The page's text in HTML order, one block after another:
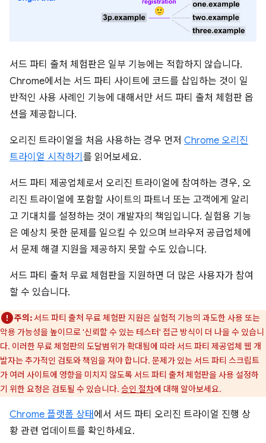
서드 파티 출처 체험판은 일부 기능에는 적합하지 않습니다.
Chrome에서는 서드 파티 사이트에 코드를 삽입하는 것이 일
반적인 사용 사례인 기능에 대해서만 서드 파티 출처 체험판 옵
션을 제공합니다.
오리진 트라이얼을 처음 사용하는 경우 먼저 Chrome 오리진
트라이얼 시작하기 를 읽어보세요.
서드 파티 제공업체로서 오리진 트라이얼에 참여하는 경우, 오
리진 트라이얼에 포함할 사이트의 파트너 또는 고객에게 알리
고 기대치를 설정하는 것이 개발자의 책임입니다. 실험용 기능
은 예상치 못한 문제를 일으킬 수 있으며 브라우저 공급업체에
서 문제 해결 지원을 제공하지 못할 수도 있습니다.
서드 파티 출처 무료 체험판을 지원하면 더 많은 사용자가 참여
할 수 있습니다.
주의: 서드 파티 출처 무료 체험판 지원은 실험적 기능의 과도한 사용 또는
악용 가능성을 높이므로 '신뢰할 수 있는 테스터' 접근 방식이 더 나을 수 있습니
다. 이러한 무료 체험판의 도달범위가 확대됨에 따라 서드 파티 제공업체 웹 개
발자는 추가적인 검토와 책임을 져야 합니다. 문제가 있는 서드 파티 스크립트
가 여러 사이트에 영향을 미치지 않도록 서드 파티 출처 체험판을 사용 설정하
기 위한 요청은 검토될 수 있습니다. 승인 절차에 대해 알아보세요.
Chrome 플랫폼 상태 에서 서드 파티 오리진 트라이얼 진행 상
황 관련 업데이트를 확인하세요.